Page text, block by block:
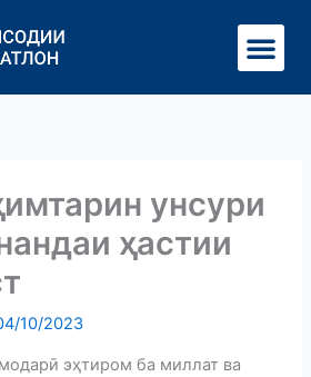
унсури
ҳастии
10/2023
эҳтиром ба миллат ва